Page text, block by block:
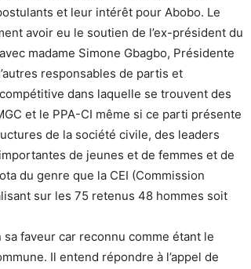
et leur intérêt pour Abobo. Le
avoir eu le soutien de l’ex-président du
madame Simone Gbagbo, Présidente
responsables de partis et
dans laquelle se trouvent des
et le PPA-CI même si ce parti présente
de la société civile, des leaders
de jeunes et de femmes et de
du genre que la CEI (Commission
sur les 75 retenus 48 hommes soit
sa faveur car reconnu comme étant le
Il entend répondre à l’appel de